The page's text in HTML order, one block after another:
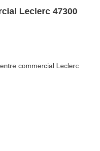
Leclerc 47300